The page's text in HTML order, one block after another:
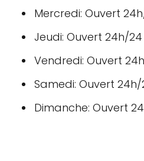
Mercredi: Ouvert
Jeudi: Ouvert 24h/24
Vendredi: Ouvert
Samedi: Ouvert 24h/
Dimanche: Ouvert